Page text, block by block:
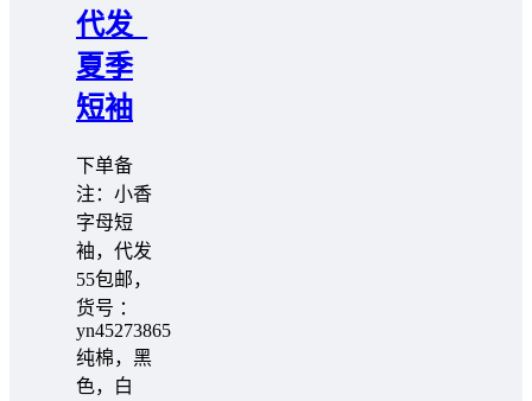
代发_
夏季
短袖
下单备
注：小香
字母短
袖，代发
55包邮，
货号 ：
yn45273865
纯棉，黑
色，白